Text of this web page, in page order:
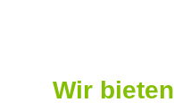
Wir bieten